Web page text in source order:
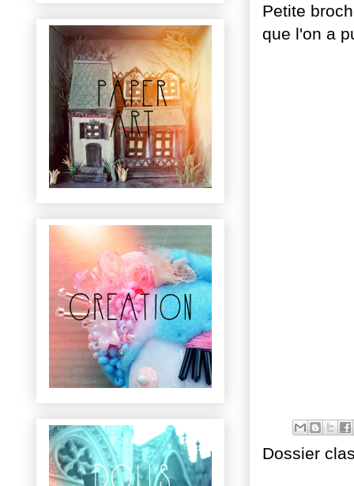
Petite
que l'on a
Dossier